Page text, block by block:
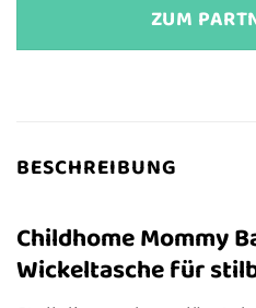
ZUM
BESCHREIBUNG
Childhome Mommy
Wickeltasche für